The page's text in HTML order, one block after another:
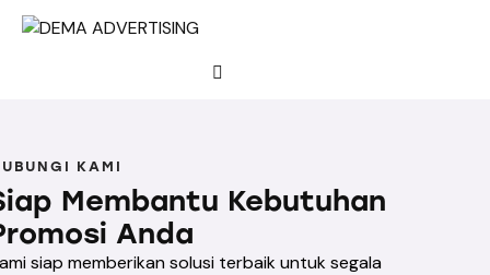
KAMI
Membantu Kebutuhan
Anda
siap memberikan solusi terbaik untuk segala